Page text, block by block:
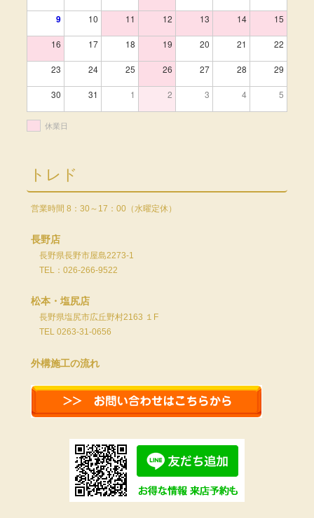
9 10 11 12 13 14 15
16 17 18 19 20 21 22
23 24 25 26 27 28 29
30 31 1 2 3 4 5
休業日
トレド
営業時間 8：30～17：00（水曜定休）
長野店
長野県長野市屋島2273-1
TEL：026-266-9522
松本・塩尻店
長野県塩尻市広丘野村2163 １F
TEL 0263-31-0656
外構施工の流れ